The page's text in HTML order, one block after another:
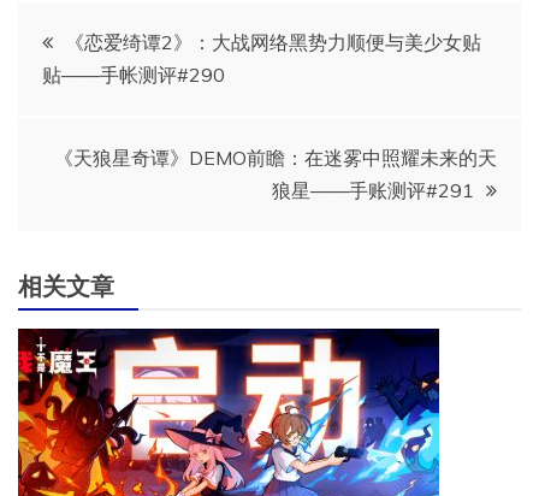
文
章
《恋爱绮谭2》：大战网络黑势力顺便与美少女贴
贴——手帐测评#290
《天狼星奇谭》DEMO前瞻：在迷雾中照耀未来的天
狼星——手账测评#291
相关文章